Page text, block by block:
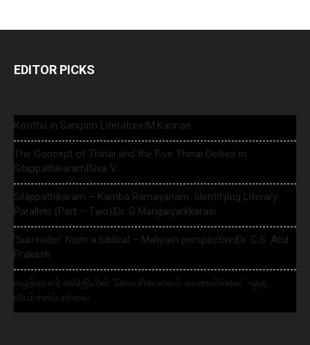
EDITOR PICKS
Koothu in Sangam Literature|M.Kannan
The Concept of Thinai and the Five Thinai Deities in
Silappathikaram|Siva V
Silappathikaram – Kamba Ramayanam: Identifying Literary
Parallels (Part – Two)|Dr. G.Mangaiyarkkarasi
‘Surrender’ from a biblical – Maliyam perspective|Dr. C.S. Arul
Prakash
எழுத்தாளர் கவிஜியின் ‘கௌசிகாவைக் காணவில்லை’ -ஒரு
விமர்சனப்பார்வை